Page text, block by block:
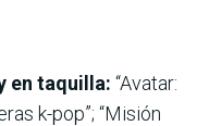
en taquilla: “Avatar:
k-pop”; “Misión